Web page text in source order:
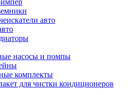
авто
насосы и помпы
комплекты
для чистки кондиционеров